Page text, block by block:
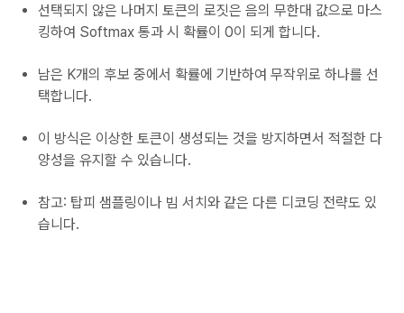
선택되지 않은 나머지 토큰의 로짓은 음의 무한대 값으로 마스
킹하여 Softmax 통과 시 확률이 0이 되게 합니다.
남은 K개의 후보 중에서 확률에 기반하여 무작위로 하나를 선
택합니다.
이 방식은 이상한 토큰이 생성되는 것을 방지하면서 적절한 다
양성을 유지할 수 있습니다.
참고: 탑피 샘플링이나 빔 서치와 같은 다른 디코딩 전략도 있
습니다.